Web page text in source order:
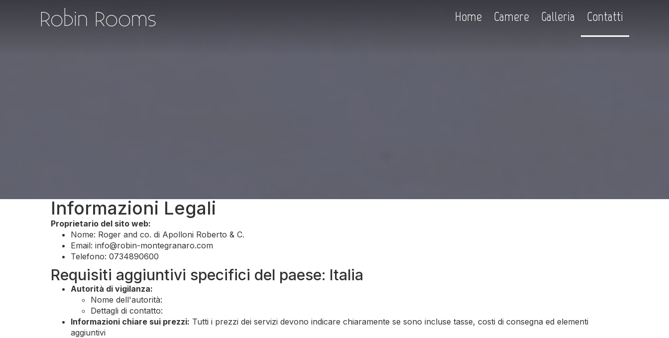
Robin Rooms Home Camere Galleria Contatti
Informazioni Legali
Proprietario del sito web:
Nome: Roger and co. di Apolloni Roberto & C.
Email: info@robin-montegranaro.com
Telefono: 0734890600
Requisiti aggiuntivi specifici del paese: Italia
Autorità di vigilanza:
Nome dell'autorità:
Dettagli di contatto:
Informazioni chiare sui prezzi: Tutti i prezzi dei servizi devono indicare chiaramente se sono incluse tasse, costi di consegna ed elementi
aggiuntivi